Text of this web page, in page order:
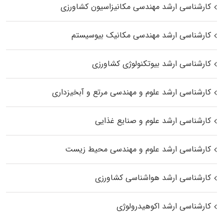
کارشناسی ارشد مهندسی مکانیزاسیون کشاورزی
کارشناسی ارشد مهندسی مکانیک بیوسیستم
کارشناسی ارشد بیوتکنولوژی کشاورزی
کارشناسی ارشد علوم و مهندسی مرتع و آبخیزداری
کارشناسی ارشد علوم و صنایع غذایی
کارشناسی ارشد علوم و مهندسی محیط زیست
کارشناسی ارشد هواشناسی کشاورزی
کارشناسی ارشد اکوهیدرولوژی